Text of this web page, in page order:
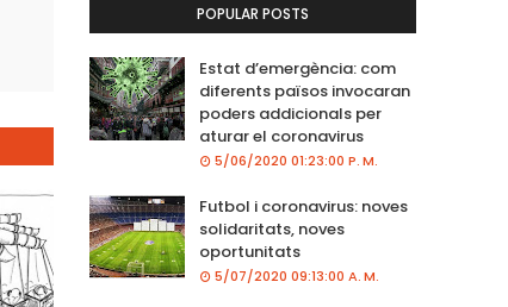
POPULAR POSTS
Estat d’emergència: com
diferents països invocaran
poders addicionals per
aturar el coronavirus
5/06/2020 01:23:00 P. M.
Futbol i coronavirus: noves
solidaritats, noves
oportunitats
5/07/2020 09:13:00 A. M.